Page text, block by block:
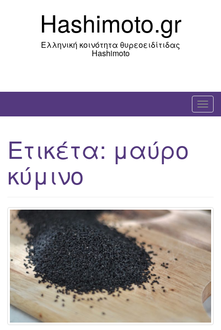
Hashimoto.gr
Ελληνική κοινότητα θυρεοειδίτιδας
Hashimoto
T
o
v
i
g
a
i
n
Ετικέτα: μαύρο
κύμινο